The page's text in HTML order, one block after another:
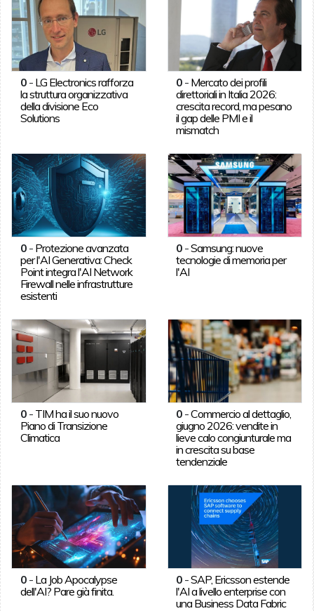
0- LG Electronics rafforza
la struttura organizzativa
della divisione Eco
Solutions
0 - Mercato dei profili
direttoriali in Italia 2026:
crescita record, ma pesano
il gap delle PMI e il
mismatch
0- Protezione avanzata
per l'AI Generativa: Check
Point integra l'AI Network
Firewall nelle infrastrutture
esistenti
0 -Samsung: nuove
tecnologie di memoria per
l'AI
0- TIM ha il suo nuovo
Piano di Transizione
Climatica
0 -Commercio al dettaglio,
giugno 2026: vendite in
lieve calo congiunturale ma
in crescita su base
tendenziale
0- La Job Apocalypse
dell'AI? Pare già finita.
0 -SAP, Ericsson estende
l'AI a livello enterprise con
una Business Data Fabric